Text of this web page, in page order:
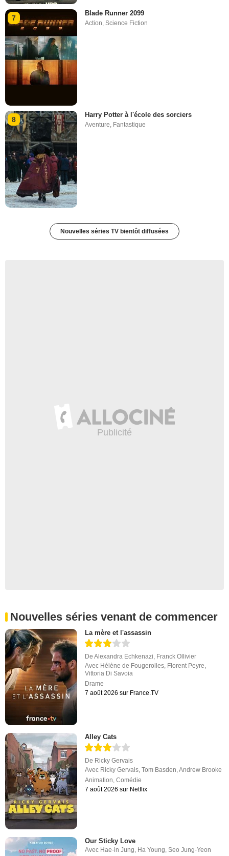
7
Blade Runner 2099
Action,Science Fiction
8
Harry Potter à l'école des sorciers
Aventure, Fantastique
Nouvelles séries TV bientôt diffusées
Nouvelles séries venant de commencer
La mère et l'assassin
DeAlexandra Echkenazi Franck Ollivier
Avec Hélène de Fougerolles Florent Peyre
Vittoria Di Savoia
Drame
7 août 2026 sur France.TV
Alley Cats
De Ricky Gervais
Avec Ricky Gervais,Tom Basden,Andrew Brooke
Animation,Comédie
7 août 2026 sur Netflix
Our Sticky Love
Avec Hae-in Jung, Ha Young,Seo Jung-Yeon